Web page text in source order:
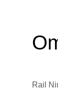
Rail